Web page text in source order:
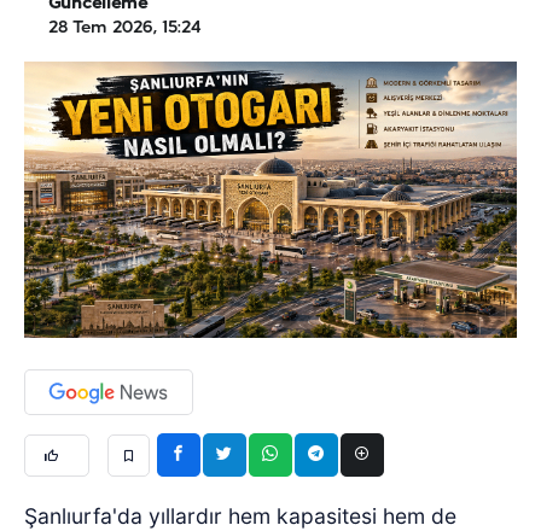
Güncelleme
28 Tem 2026, 15:24
Şanlıurfa'da yıllardır hem kapasitesi hem de